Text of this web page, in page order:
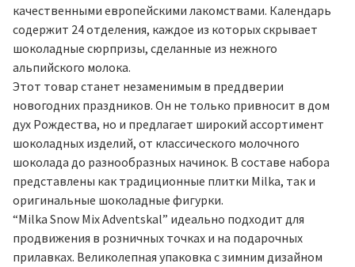
качественными европейскими лакомствами. Календарь
содержит 24 отделения, каждое из которых скрывает
шоколадные сюрпризы, сделанные из нежного
альпийского молока.
Этот товар станет незаменимым в преддверии
новогодних праздников. Он не только привносит в дом
дух Рождества, но и предлагает широкий ассортимент
шоколадных изделий, от классического молочного
шоколада до разнообразных начинок. В составе набора
представлены как традиционные плитки Milka, так и
оригинальные шоколадные фигурки.
“Milka Snow Mix Adventskal” идеально подходит для
продвижения в розничных точках и на подарочных
прилавках. Великолепная упаковка с зимним дизайном